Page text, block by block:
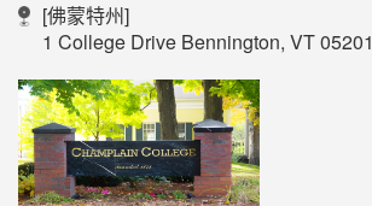
[佛蒙特州]
1 College Drive Bennington, VT 05201